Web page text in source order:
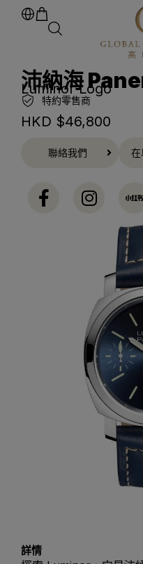
沛納海
Luminor Logo
特約零售商
HKD $46,800
聯絡我們 在
詳情